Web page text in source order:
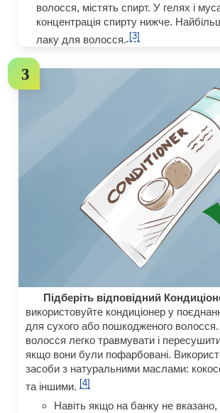
волосся, містять спирт. У гелях і
концентрація спирту нижче.
лаку для волосся. [3]
Підберіть відповідний
використовуйте кондиціонер у
для сухого або пошкодженого
волосся легко травмувати і
якщо вони були пофарбовані.
засоби з натуральними маслами:
та іншими.[4]
Навіть якщо на банку не вказано,